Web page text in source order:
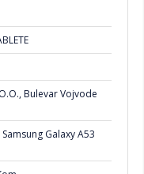
Bulevar Vojvode
Galaxy A53